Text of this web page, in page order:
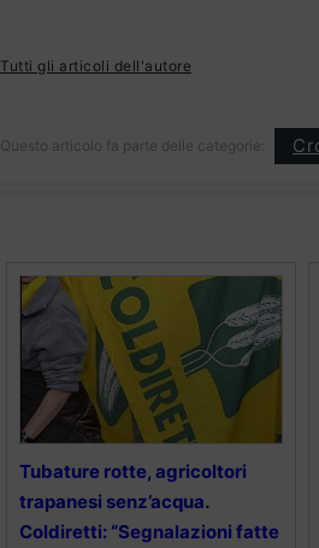
Tutti gli articoli dell'autore
Questo articolo fa parte delle categorie:
Tubature rotte, agricoltori
trapanesi senz’acqua.
Coldiretti: “Segnalazioni fatte